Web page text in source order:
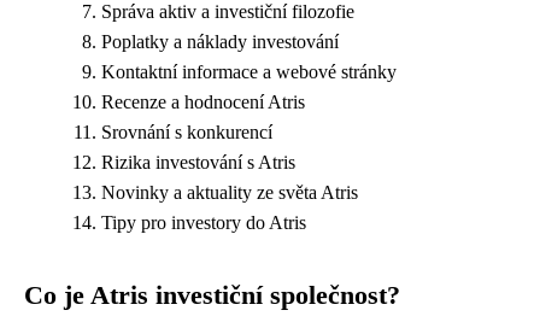
Správa aktiv a investiční filozofie
Poplatky a náklady investování
Kontaktní informace a webové stránky
Recenze a hodnocení Atris
Srovnání s konkurencí
Rizika investování s Atris
Novinky a aktuality ze světa Atris
Tipy pro investory do Atris
Co je Atris investiční společnost?